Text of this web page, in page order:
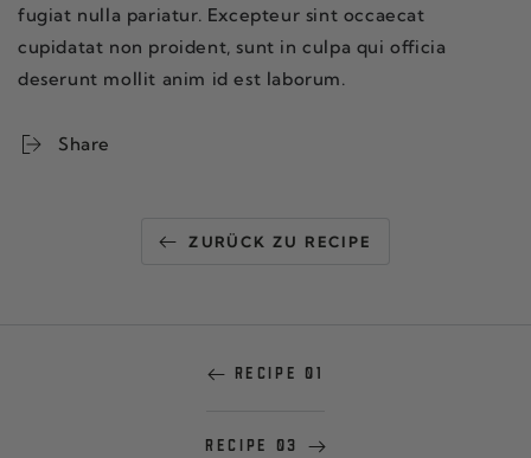
fugiat nulla pariatur. Excepteur sint occaecat
cupidatat non proident, sunt in culpa qui officia
deserunt mollit anim id est laborum.
Share
ZURÜCK ZU RECIPE
RECIPE 01
RECIPE 03